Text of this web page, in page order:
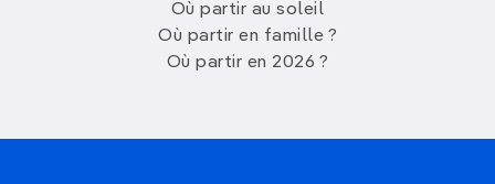
Où partir au soleil
Où partir en famille ?
Où partir en 2026 ?